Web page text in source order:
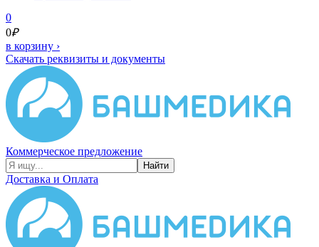
0
0₽
в корзину ›
Скачать реквизиты и документы
Коммерческое предложение
Найти
Доставка и Оплата